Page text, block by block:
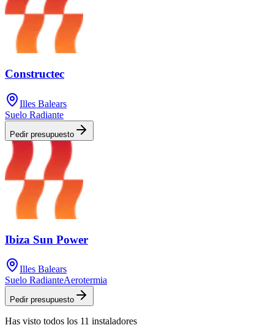
Constructec
Illes Balears
Suelo Radiante
Pedir presupuesto
Ibiza Sun Power
Illes Balears
Suelo RadianteAerotermia
Pedir presupuesto
Has visto todos los 11 instaladores